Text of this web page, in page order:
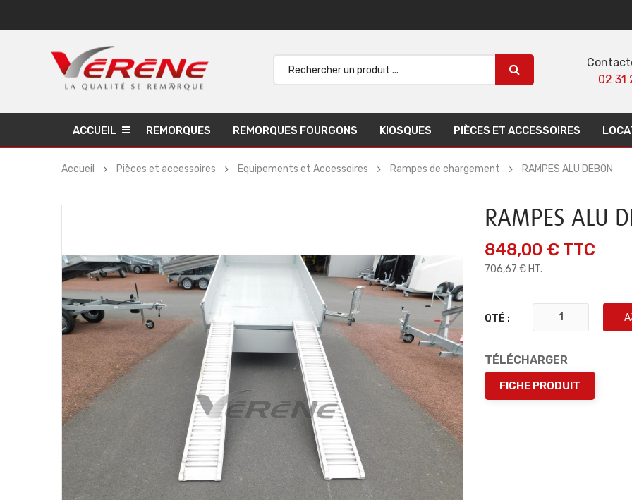
02 31
ACCUEIL REMORQUES REMORQUES FOURGONS KIOSQUES PIÈCES ET ACCESSOIRES
Accueil Pièces et accessoires Equipements et Accessoires Rampes de chargement RAMPES ALU DEBON
RAMPES ALU
848,00 € TTC
706,67 € HT.
QTÉ :
TÉLÉCHARGER
FICHE PRODUIT